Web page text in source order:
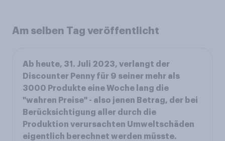
Am selben Tag veröffentlicht
Ab heute, 31. Juli 2023, verlangt der
Discounter Penny für 9 seiner mehr als
3000 Produkte eine Woche lang die
"wahren Preise" - also jenen Betrag, der bei
Berücksichtigung aller durch die
Produktion verursachten Umweltschäden
eigentlich berechnet werden müsste.